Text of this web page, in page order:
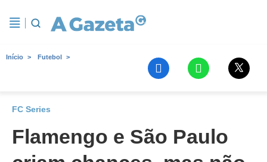
Início Futebol
FC Series
Flamengo e São Paulo